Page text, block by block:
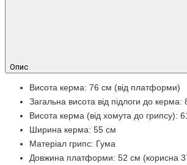
Опис
Висота керма: 76 см (від платформи)
Загальна висота від підлоги до керма:
Висота керма (від хомута до грипсу):
Ширина керма: 55 см
Матеріал грипс: Гума
Довжина платформи: 52 см (корисна